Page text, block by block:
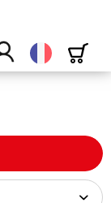
Français